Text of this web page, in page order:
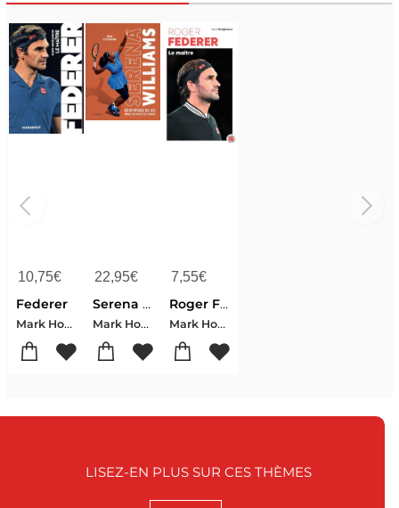
10,75€
Federer
Mark Hodgkinson
22,95€
Serena Williams : Decryptage Du Jeu D'une Virtuose Du Tennis
Mark Hodgkinson
7,55€
Roger Federer : Le Maitre
Mark Hodgkinson
LISEZ-EN PLUS SUR CES THÈMES